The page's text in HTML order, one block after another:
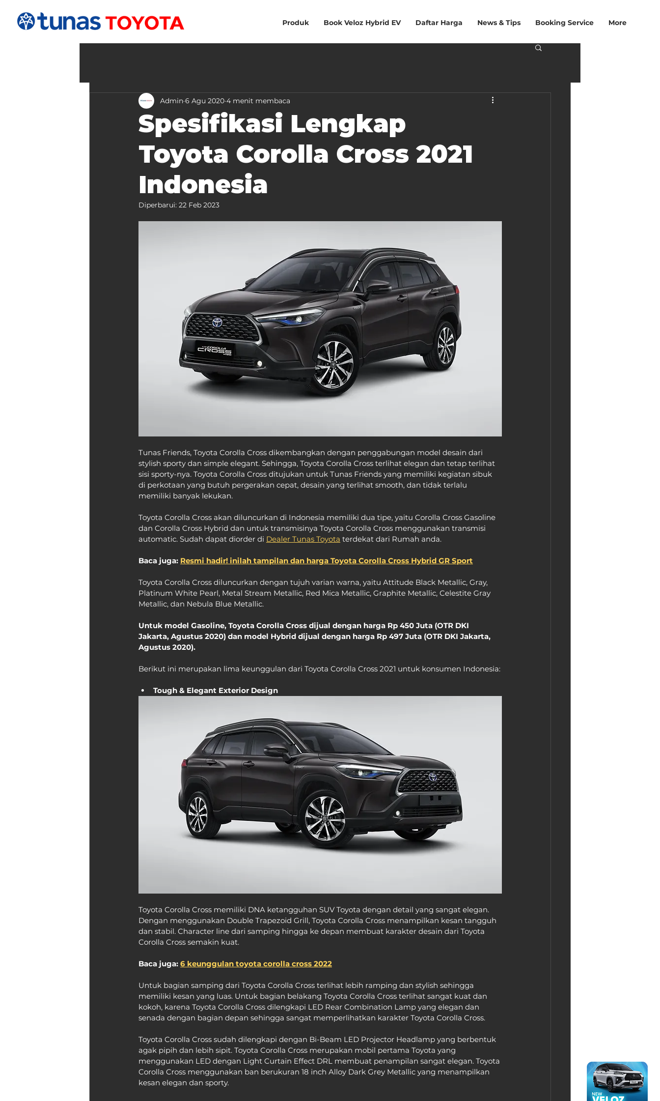
Produk Book Veloz Hybrid EV Daftar Harga News & Tips Booking Service More
Spesifikasi Lengkap
Toyota Corolla Cross 2021
Indonesia
Admin 6 Agu 2020 4 menit membaca
Diperbarui: 22 Feb 2023
Tunas Friends, Toyota Corolla Cross dikembangkan dengan penggabungan model desain dari
stylish sporty dan simple elegant. Sehingga, Toyota Corolla Cross terlihat elegan dan tetap terlihat
sisi sporty-nya. Toyota Corolla Cross ditujukan untuk Tunas Friends yang memiliki kegiatan sibuk
di perkotaan yang butuh pergerakan cepat, desain yang terlihat smooth, dan tidak terlalu
memiliki banyak lekukan.
Toyota Corolla Cross akan diluncurkan di Indonesia memiliki dua tipe, yaitu Corolla Cross Gasoline
dan Corolla Cross Hybrid dan untuk transmisinya Toyota Corolla Cross menggunakan transmisi
automatic. Sudah dapat diorder di Dealer Tunas Toyota terdekat dari Rumah anda.
Baca juga: Resmi hadir! inilah tampilan dan harga Toyota Corolla Cross Hybrid GR Sport
Toyota Corolla Cross diluncurkan dengan tujuh varian warna, yaitu Attitude Black Metallic, Gray,
Platinum White Pearl, Metal Stream Metallic, Red Mica Metallic, Graphite Metallic, Celestite Gray
Metallic, dan Nebula Blue Metallic.
Untuk model Gasoline, Toyota Corolla Cross dijual dengan harga Rp 450 Juta (OTR DKI
Jakarta, Agustus 2020) dan model Hybrid dijual dengan harga Rp 497 Juta (OTR DKI Jakarta,
Agustus 2020).
Berikut ini merupakan lima keunggulan dari Toyota Corolla Cross 2021 untuk konsumen Indonesia:
Tough & Elegant Exterior Design
Toyota Corolla Cross memiliki DNA ketangguhan SUV Toyota dengan detail yang sangat elegan.
Dengan menggunakan Double Trapezoid Grill, Toyota Corolla Cross menampilkan kesan tangguh
dan stabil. Character line dari samping hingga ke depan membuat karakter desain dari Toyota
Corolla Cross semakin kuat.
Baca juga: 6 keunggulan toyota corolla cross 2022
Untuk bagian samping dari Toyota Corolla Cross terlihat lebih ramping dan stylish sehingga
memiliki kesan yang luas. Untuk bagian belakang Toyota Corolla Cross terlihat sangat kuat dan
kokoh, karena Toyota Corolla Cross dilengkapi LED Rear Combination Lamp yang elegan dan
senada dengan bagian depan sehingga sangat memperlihatkan karakter Toyota Corolla Cross.
Toyota Corolla Cross sudah dilengkapi dengan Bi-Beam LED Projector Headlamp yang berbentuk
agak pipih dan lebih sipit. Toyota Corolla Cross merupakan mobil pertama Toyota yang
menggunakan LED dengan Light Curtain Effect DRL membuat penampilan sangat elegan. Toyota
Corolla Cross menggunakan ban berukuran 18 inch Alloy Dark Grey Metallic yang menampilkan
kesan elegan dan sporty.